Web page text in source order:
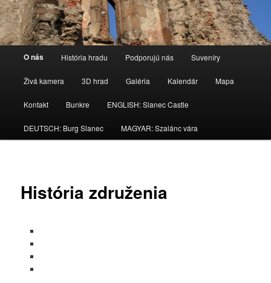
O nás História hradu Podporujú nás Suveníry
Živá kamera 3D hrad Galéria Kalendár Mapa
Kontakt Bunkre ENGLISH: Slanec Castle
DEUTSCH: Burg Slanec MAGYAR: Szalánc vára
História združenia